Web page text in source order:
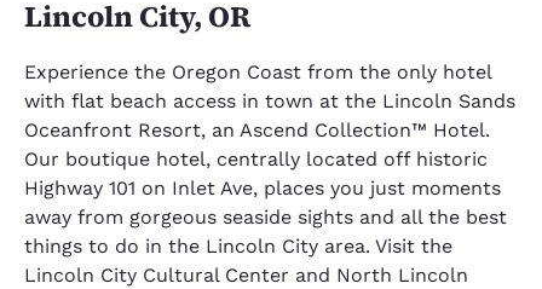
Lincoln City, OR
Experience the Oregon Coast from the only hotel
with flat beach access in town at the Lincoln Sands
Oceanfront Resort, an Ascend Collection™ Hotel.
Our boutique hotel, centrally located off historic
Highway 101 on Inlet Ave, places you just moments
away from gorgeous seaside sights and all the best
things to do in the Lincoln City area. Visit the
Lincoln City Cultural Center and North Lincoln